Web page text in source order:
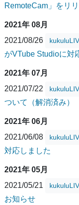
RemoteCam」をリ
2021年 08月
2021/08/26
がVTube Studioに対
2021年 07月
2021/07/22
ついて（解消済み）
2021年 06月
2021/06/08
対応しました
2021年 05月
2021/05/21
お知らせ